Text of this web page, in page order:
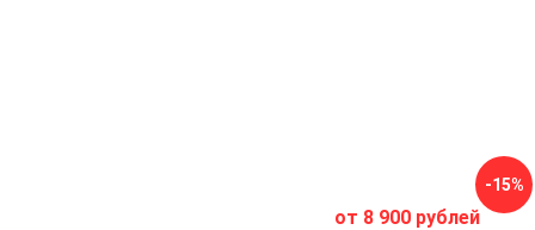
Антиоксидантная защита и замедление старения
поддерживает здоровье организма на клеточном уровне.
от 8 900 рублей
-15%